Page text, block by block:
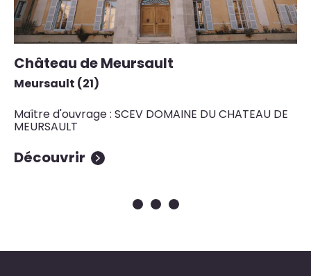
Château de Meursault
Meursault (21)
Maître d'ouvrage : SCEV DOMAINE DU CHATEAU DE
MEURSAULT
Découvrir